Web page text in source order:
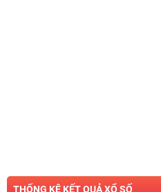
THỐNG KÊ KẾT QUẢ XỔ SỐ